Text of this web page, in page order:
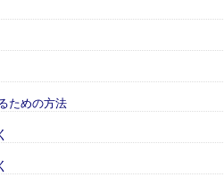
ための方法